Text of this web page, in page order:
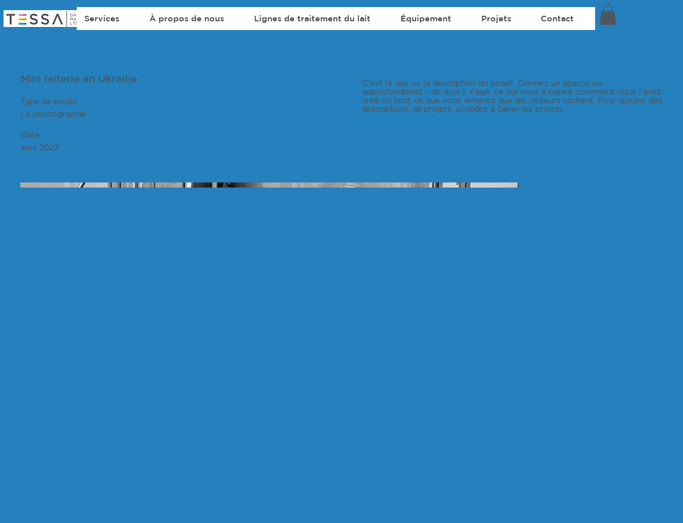
Services À propos de nous Lignes de traitement du lait Équipement Projets Contact
Mini laiterie en Ukraine
Type de projet
La photographie
Date
avril 2023
C'est là que va la description du projet. Donnez un aperçu ou
approfondissez - de quoi il s'agit, ce qui vous a inspiré, comment vous l'avez
créé ou tout ce que vous aimeriez que les visiteurs sachent. Pour ajouter des
descriptions de projets, accédez à Gérer les projets.